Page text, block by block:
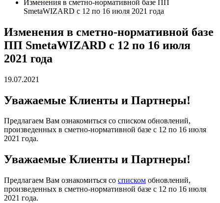
Изменения в сметно-нормативной базе ПП
SmetaWIZARD с 12 по 16 июля 2021 года
Изменения в сметно-нормативной базе
ПП SmetaWIZARD с 12 по 16 июля
2021 года
19.07.2021
Уважаемые Клиенты и Партнеры!
Предлагаем Вам ознакомиться со списком обновлений,
произведенных в сметно-нормативной базе с 12 по 16 июля
2021 года.
Уважаемые Клиенты и Партнеры!
Предлагаем Вам ознакомиться со списком обновлений,
произведенных в сметно-нормативной базе с 12 по 16 июля
2021 года.